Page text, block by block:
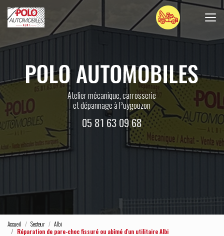
au
contenu
Atelier mécanique, carrosserie
et dépannage à Puygouzon
05 81 63 09 68
Accueil Secteur
Albi
Réparation de pare-choc fissuré ou abîmé d'un utilitaire Albi